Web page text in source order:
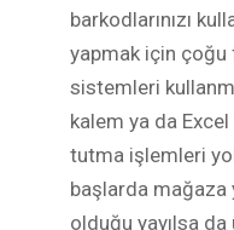
barkodlarınızı
yapmak için çoğu
sistemleri
kalem ya da
tutma işlemleri
başlarda mağaza
olduğu yayılsa da